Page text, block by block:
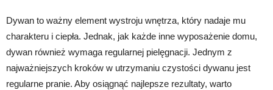
Dywan to ważny element wystroju wnętrza, który nadaje mu
charakteru i ciepła. Jednak, jak każde inne wyposażenie domu,
dywan również wymaga regularnej pielęgnacji. Jednym z
najważniejszych kroków w utrzymaniu czystości dywanu jest
regularne pranie. Aby osiągnąć najlepsze rezultaty, warto